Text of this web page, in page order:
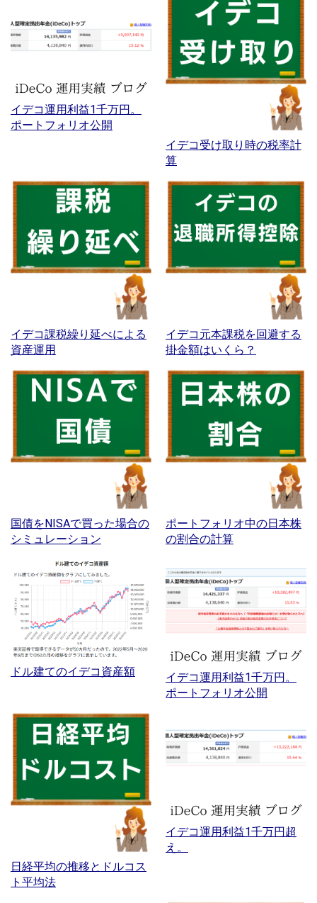
イデコ運用利益1千万円。
ポートフォリオ公開
イデコ受け取り時の税率計
算
イデコ課税繰り延べによる
資産運用
イデコ元本課税を回避する
掛金額はいくら？
国債をNISAで買った場合の
シミュレーション
ポートフォリオ中の日本株
の割合の計算
ドル建てのイデコ資産額
イデコ運用利益1千万円。
ポートフォリオ公開
日経平均の推移とドルコス
ト平均法
イデコ運用利益1千万円超
え。